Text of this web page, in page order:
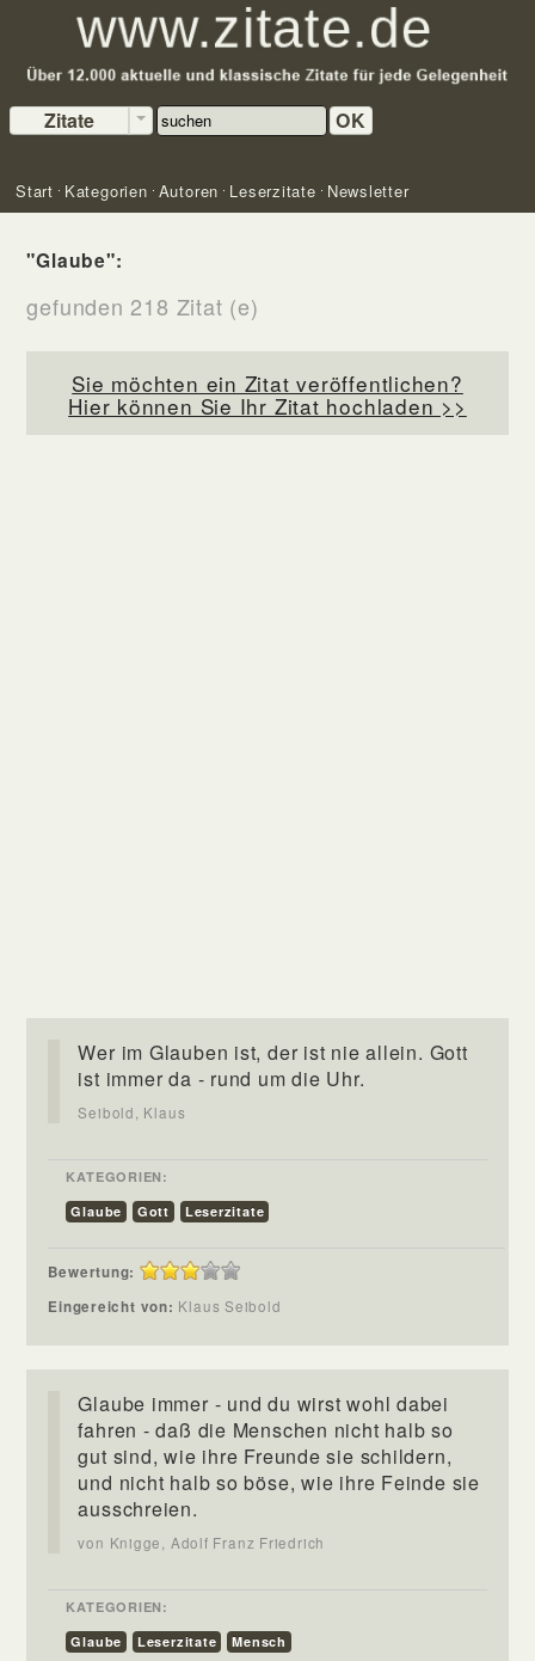
Zitate OK
Start Kategorien Autoren Leserzitate Newsletter
"Glaube":
gefunden 218 Zitat (e)
Sie möchten ein Zitat veröffentlichen?
Hier können Sie Ihr Zitat hochladen >>
Wer im Glauben ist, der ist nie allein. Gott
ist immer da - rund um die Uhr.
Seibold, Klaus
KATEGORIEN:
Glaube
Gott Leserzitate
Bewertung:
Eingereicht von: Klaus Seibold
Glaube immer - und du wirst wohl dabei
fahren - daß die Menschen nicht halb so
gut sind, wie ihre Freunde sie schildern,
und nicht halb so böse, wie ihre Feinde sie
ausschreien.
von Knigge, Adolf Franz Friedrich
KATEGORIEN:
Glaube
Leserzitate Mensch